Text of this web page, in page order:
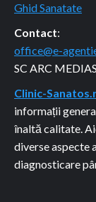
Ghid Sanatate
Contact:
office@e-
SC ARC
Clinic-
informații
înaltă calitate.
diverse aspecte
diagnosticare